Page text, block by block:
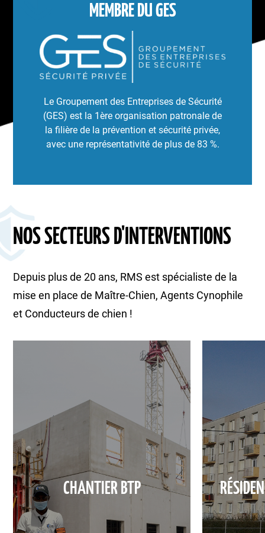
MEMBRE DU GES
Le Groupement des Entreprises de Sécurité
(GES) est la 1ère organisation patronale de
la filière de la prévention et sécurité privée,
avec une représentativité de plus de 83 %.
NOS SECTEURS D'INTERVENTIONS
Depuis plus de 20 ans, RMS est spécialiste de la
mise en place de Maître-Chien, Agents Cynophile
et Conducteurs de chien !
CHANTIER BTP